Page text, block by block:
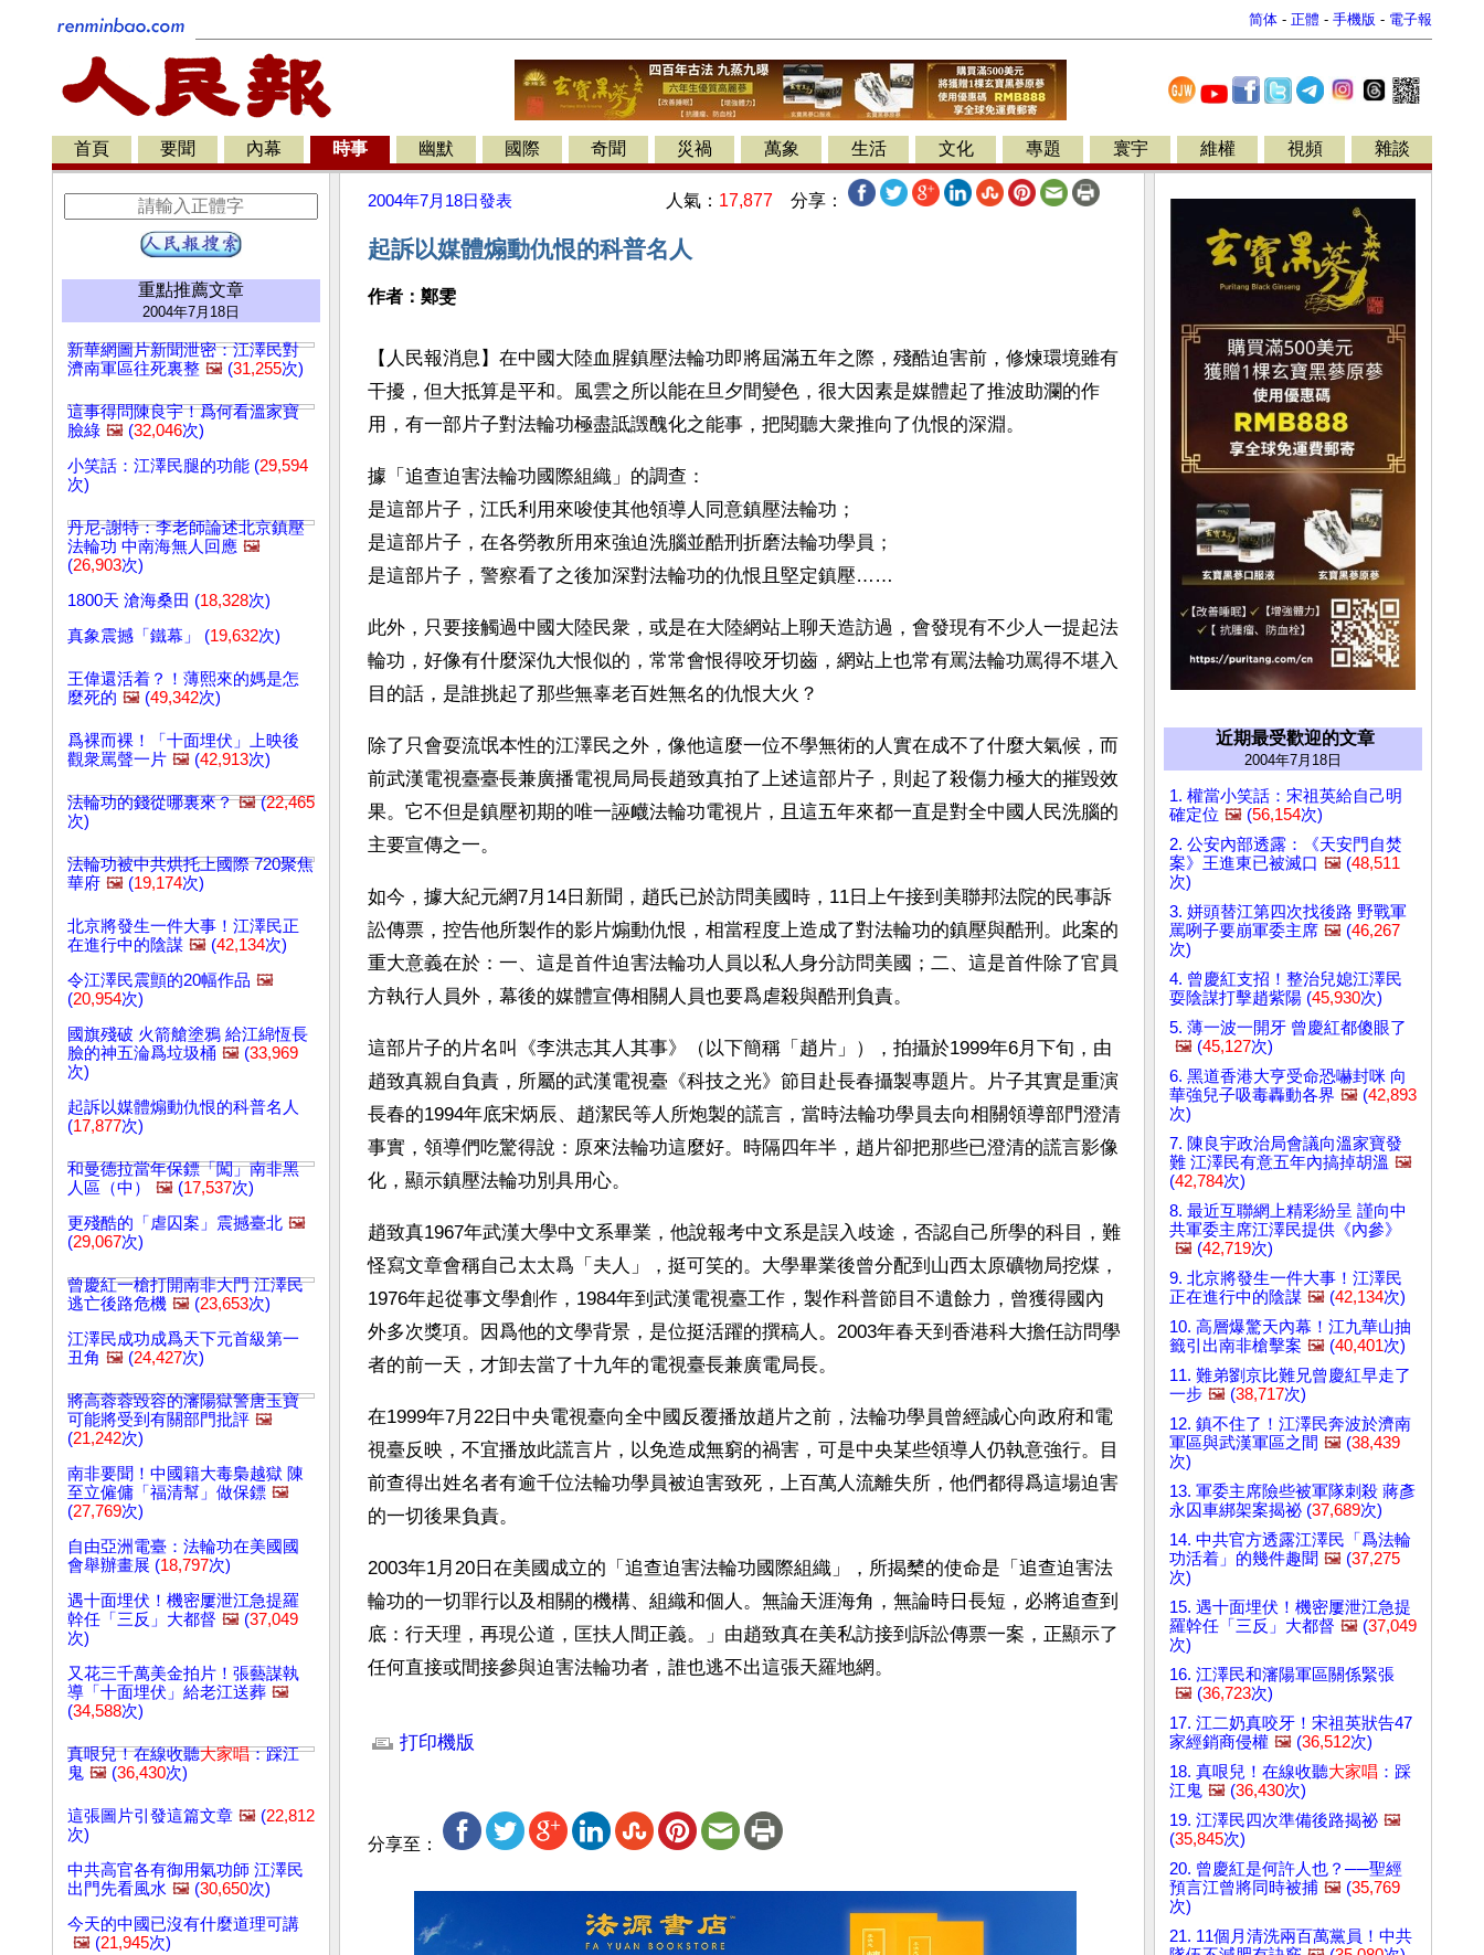
简体 - 正體 - 手機版 - 電子報
首頁 要聞 內幕 時事 幽默 國際 奇聞 災禍 萬象 生活 文化 專題 寰宇 維權 視頻 雜談
重點推薦文章
2004年7月18日
新華網圖片新聞泄密：江澤民對
濟南軍區往死裏整 🖼️ (31,255次)
這事得問陳良宇！爲何看溫家寶
臉綠 🖼️ (32,046次)
小笑話：江澤民腿的功能 (29,594
次)
丹尼-謝特：李老師論述北京鎮壓
法輪功 中南海無人回應 🖼️
(26,903次)
1800天 滄海桑田 (18,328次)
真象震撼「鐵幕」 (19,632次)
王偉還活着？！薄熙來的媽是怎
麼死的 🖼️ (49,342次)
爲裸而裸！「十面埋伏」上映後
觀衆罵聲一片 🖼️ (42,913次)
法輪功的錢從哪裏來？ 🖼️(22,465
次)
法輪功被中共烘托上國際 720聚焦
華府 🖼️ (19,174次)
北京將發生一件大事！江澤民正
在進行中的陰謀 🖼️ (42,134次)
令江澤民震顫的20幅作品 🖼️
(20,954次)
國旗殘破 火箭艙塗鴉 給江綿恆長
臉的神五淪爲垃圾桶 🖼️ (33,969
次)
起訴以媒體煽動仇恨的科普名人
(17,877次)
和曼德拉當年保鏢「闖」南非黑
人區（中）
🖼️ (17,537次)
更殘酷的「虐囚案」震撼臺北 🖼️
(29,067次)
曾慶紅一槍打開南非大門 江澤民
逃亡後路危機 🖼️ (23,653次)
江澤民成功成爲天下元首級第一
丑角 🖼️ (24,427次)
將高蓉蓉毀容的瀋陽獄警唐玉寶
可能將受到有關部門批評 🖼️
(21,242次)
南非要聞！中國籍大毒梟越獄 陳
至立僱傭「福清幫」做保鏢 🖼️
(27,769次)
自由亞洲電臺：法輪功在美國國
會舉辦畫展 (18,797次)
遇十面埋伏！機密屢泄江急提羅
幹任「三反」大都督 🖼️ (37,049
次)
又花三千萬美金拍片！張藝謀執
導「十面埋伏」給老江送葬 🖼️
(34,588次)
真哏兒！在線收聽大家唱：踩江
鬼 🖼️ (36,430次)
這張圖片引發這篇文章 🖼️ (22,812
次)
中共高官各有御用氣功師 江澤民
出門先看風水 🖼️ (30,650次)
今天的中國已沒有什麼道理可講
🖼️ (21,945次)
2004年7月18日發表 人氣： 17,877 分享：
起訴以媒體煽動仇恨的科普名人
作者：鄭雯
【人民報消息】在中國大陸血腥鎮壓法輪功即將屆滿五年之際，殘酷迫害前，修煉環境雖有
干擾，但大抵算是平和。風雲之所以能在旦夕間變色，很大因素是媒體起了推波助瀾的作
用，有一部片子對法輪功極盡詆譭醜化之能事，把閱聽大衆推向了仇恨的深淵。
據「追查迫害法輪功國際組織」的調查：
是這部片子，江氏利用來唆使其他領導人同意鎮壓法輪功；
是這部片子，在各勞教所用來強迫洗腦並酷刑折磨法輪功學員；
是這部片子，警察看了之後加深對法輪功的仇恨且堅定鎮壓……
此外，只要接觸過中國大陸民衆，或是在大陸網站上聊天造訪過，會發現有不少人一提起法
輪功，好像有什麼深仇大恨似的，常常會恨得咬牙切齒，網站上也常有罵法輪功罵得不堪入
目的話，是誰挑起了那些無辜老百姓無名的仇恨大火？
除了只會耍流氓本性的江澤民之外，像他這麼一位不學無術的人實在成不了什麼大氣候，而
前武漢電視臺臺長兼廣播電視局局長趙致真拍了上述這部片子，則起了殺傷力極大的摧毀效
果。它不但是鎮壓初期的唯一誣衊法輪功電視片，且這五年來都一直是對全中國人民洗腦的
主要宣傳之一。
如今，據大紀元網7月14日新聞，趙氏已於訪問美國時，11日上午接到美聯邦法院的民事訴
訟傳票，控告他所製作的影片煽動仇恨，相當程度上造成了對法輪功的鎮壓與酷刑。此案的
重大意義在於：一、這是首件迫害法輪功人員以私人身分訪問美國；二、這是首件除了官員
方執行人員外，幕後的媒體宣傳相關人員也要爲虐殺與酷刑負責。
這部片子的片名叫《李洪志其人其事》（以下簡稱「趙片」），拍攝於1999年6月下旬，由
趙致真親自負責，所屬的武漢電視臺《科技之光》節目赴長春攝製專題片。片子其實是重演
長春的1994年底宋炳辰、趙潔民等人所炮製的謊言，當時法輪功學員去向相關領導部門澄清
事實，領導們吃驚得說：原來法輪功這麼好。時隔四年半，趙片卻把那些已澄清的謊言影像
化，顯示鎮壓法輪功別具用心。
趙致真1967年武漢大學中文系畢業，他說報考中文系是誤入歧途，否認自己所學的科目，難
怪寫文章會稱自己太太爲「夫人」，挺可笑的。大學畢業後曾分配到山西太原礦物局挖煤，
1976年起從事文學創作，1984年到武漢電視臺工作，製作科普節目不遺餘力，曾獲得國內
外多次獎項。因爲他的文學背景，是位挺活躍的撰稿人。2003年春天到香港科大擔任訪問學
者的前一天，才卸去當了十九年的電視臺長兼廣電局長。
在1999年7月22日中央電視臺向全中國反覆播放趙片之前，法輪功學員曾經誠心向政府和電
視臺反映，不宜播放此謊言片，以免造成無窮的禍害，可是中央某些領導人仍執意強行。目
前查得出姓名者有逾千位法輪功學員被迫害致死，上百萬人流離失所，他們都得爲這場迫害
的一切後果負責。
2003年1月20日在美國成立的「追查迫害法輪功國際組織」，所揭櫫的使命是「追查迫害法
輪功的一切罪行以及相關的機構、組織和個人。無論天涯海角，無論時日長短，必將追查到
底：行天理，再現公道，匡扶人間正義。」由趙致真在美私訪接到訴訟傳票一案，正顯示了
任何直接或間接參與迫害法輪功者，誰也逃不出這張天羅地網。
打印機版
分享至：
近期最受歡迎的文章
2004年7月18日
1. 權當小笑話：宋祖英給自己明
確定位 🖼️ (56,154次)
2. 公安內部透露：《天安門自焚
案》王進東已被滅口 🖼️ (48,511
次)
3. 姘頭替江第四次找後路 野戰軍
罵咧子要崩軍委主席 🖼️ (46,267
次)
4. 曾慶紅支招！整治兒媳江澤民
耍陰謀打擊趙紫陽 (45,930次)
5. 薄一波一開牙 曾慶紅都傻眼了
🖼️ (45,127次)
6. 黑道香港大亨受命恐嚇封咪 向
華強兒子吸毒轟動各界 🖼️ (42,893
次)
7. 陳良宇政治局會議向溫家寶發
難 江澤民有意五年內搞掉胡溫 🖼️
(42,784次)
8. 最近互聯網上精彩紛呈 謹向中
共軍委主席江澤民提供《內參》
🖼️ (42,719次)
9. 北京將發生一件大事！江澤民
正在進行中的陰謀 🖼️ (42,134次)
10. 高層爆驚天內幕！江九華山抽
籤引出南非槍擊案 🖼️ (40,401次)
11. 難弟劉京比難兄曾慶紅早走了
一步 🖼️ (38,717次)
12. 鎮不住了！江澤民奔波於濟南
軍區與武漢軍區之間 🖼️ (38,439
次)
13. 軍委主席險些被軍隊刺殺 蔣彥
永囚車綁架案揭祕 (37,689次)
14. 中共官方透露江澤民「爲法輪
功活着」的幾件趣聞 🖼️ (37,275
次)
15. 遇十面埋伏！機密屢泄江急提
羅幹任「三反」大都督 🖼️ (37,049
次)
16. 江澤民和瀋陽軍區關係緊張
🖼️ (36,723次)
17. 江二奶真咬牙！宋祖英狀告47
家經銷商侵權 🖼️ (36,512次)
18. 真哏兒！在線收聽大家唱 ：踩
江鬼 🖼️ (36,430次)
19. 江澤民四次準備後路揭祕 🖼️
(35,845次)
20. 曾慶紅是何許人也？──聖經
預言江曾將同時被捕 🖼️ (35,769
次)
21. 11個月清洗兩百萬黨員！中共